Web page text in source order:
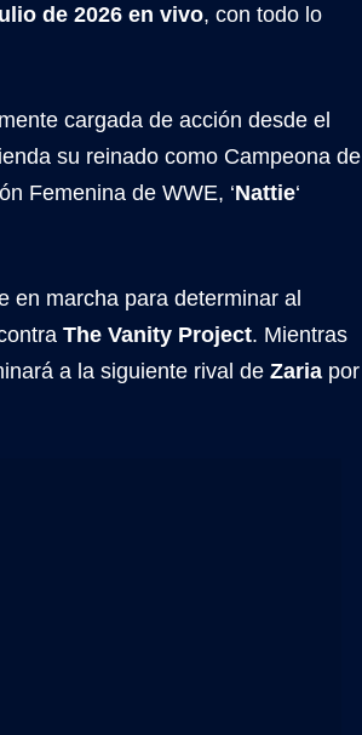
de 2026 en vivo, con todo lo
cargada de acción desde el
su reinado como Campeona de
Femenina de WWE, ‘Nattie‘
en marcha para determinar al
The Vanity Project. Mientras
a la siguiente rival de Zaria por